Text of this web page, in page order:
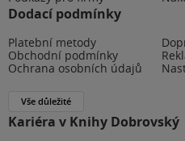
Dodací podmínky
Platební metody
Obchodní podmínky
Ochrana osobních údajů
Vše důležité
Kariéra v Knihy Dobrovský